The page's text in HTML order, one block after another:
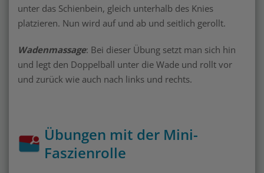
unter das Schienbein, gleich unterhalb des Knies
platzieren. Nun wird auf und ab und seitlich gerollt.
Wadenmassage: Bei dieser Übung setzt man sich hin
und legt den Doppelball unter die Wade und rollt vor
und zurück wie auch nach links und rechts.
Übungen mit der Mini-
Faszienrolle